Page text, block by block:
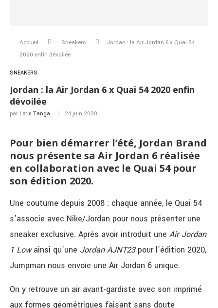
Accueil Sneakers
Jordan : la Air Jordan 6 x Quai 54
2020 enfin dévoilée
SNEAKERS
Jordan : la Air Jordan 6 x Quai 54 2020 enfin
dévoilée
par Loris Tanga 24 juin 2020
Pour bien démarrer l’été, Jordan Brand
nous présente sa Air Jordan 6 réalisée
en collaboration avec le Quai 54 pour
son édition 2020.
Une coutume depuis 2008 : chaque année, le Quai 54
s’associe avec Nike/Jordan pour nous présenter une
sneaker exclusive. Après avoir introduit une Air Jordan
1 Lowainsi qu’une Jordan AJNT23pour l’édition 2020,
Jumpman nous envoie une Air Jordan 6 unique.
On y retrouve un air avant-gardiste avec son imprimé
aux formes géométriques faisant sans doute